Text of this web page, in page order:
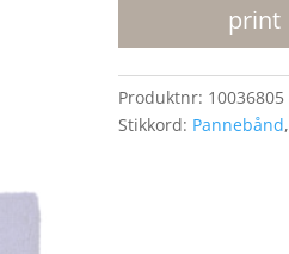
print
Produktnr: 10036805
Stikkord: Pannebånd,